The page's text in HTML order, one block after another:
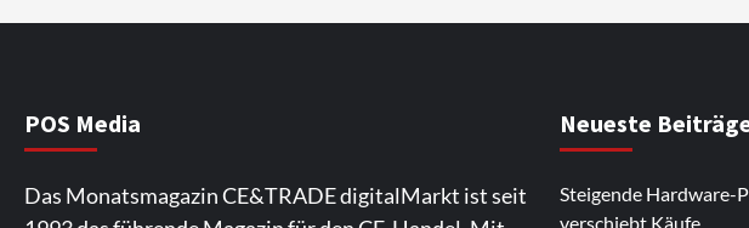
POS Media
Das Monatsmagazin CE&TRADE digitalMarkt ist seit
Neueste
Steigende Hardware-
verschiebt Käufe